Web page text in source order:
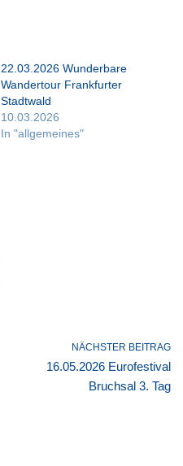
22.03.2026 Wunderbare
Wandertour Frankfurter
Stadtwald
10.03.2026
In "allgemeines"
NÄCHSTER BEITRAG
16.05.2026 Eurofestival
Bruchsal 3. Tag